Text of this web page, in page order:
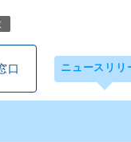
口 ニュースリリ